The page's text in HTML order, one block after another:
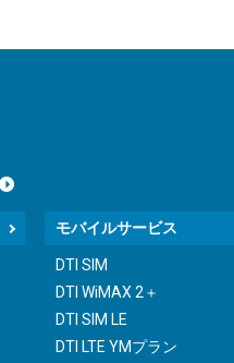
モバイルサービス
DTI SIM
DTI WiMAX 2＋
DTI SIM LE
DTI LTE YMプラン